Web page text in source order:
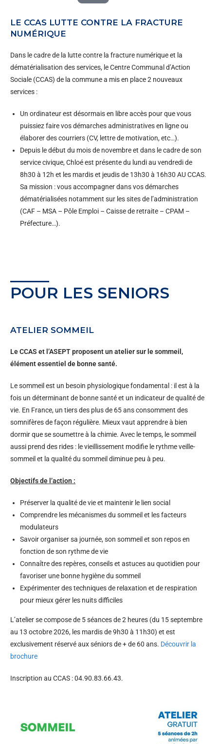
LE CCAS LUTTE CONTRE LA FRACTURE
NUMÉRIQUE
Dans le cadre de la lutte contre la fracture numérique et la
dématérialisation des services, le Centre Communal d’Action
Sociale (CCAS) de la commune a mis en place 2 nouveaux
services :
Un ordinateur est désormais en libre accès pour que vous
puissiez faire vos démarches administratives en ligne ou
élaborer des courriers (CV, lettre de motivation, etc…).
Depuis le début du mois de novembre et dans le cadre de son
service civique, Chloé est présente du lundi au vendredi de
8h30 à 12h et les mardis et jeudis de 13h30 à 16h30 AU CCAS.
Sa mission : vous accompagner dans vos démarches
dématérialisées notamment sur les sites de l’administration
(CAF – MSA – Pôle Emploi – Caisse de retraite – CPAM –
Préfecture…).
POUR LES SENIORS
ATELIER SOMMEIL
Le CCAS et l’ASEPT proposent un atelier sur le sommeil,
élément essentiel de bonne santé.
Le sommeil est un besoin physiologique fondamental : il est à la
fois un déterminant de bonne santé et un indicateur de qualité de
vie. En France, un tiers des plus de 65 ans consomment des
somnifères de façon régulière. Mieux vaut apprendre à bien
dormir que se soumettre à la chimie. Avec le temps, le sommeil
aussi prend des rides : le vieillissement modifie le rythme veille-
sommeil et la qualité du sommeil diminue peu à peu.
Objectifs de l’action :
Préserver la qualité de vie et maintenir le lien social
Comprendre les mécanismes du sommeil et les facteurs
modulateurs
Savoir organiser sa journée, son sommeil et son repos en
fonction de son rythme de vie
Connaître des repères, conseils et astuces au quotidien pour
favoriser une bonne hygiène du sommeil
Expérimenter des techniques de relaxation et de respiration
pour mieux gérer les nuits difficiles
L’atelier se compose de 5 séances de 2 heures (du 15 septembre
au 13 octobre 2026, les mardis de 9h30 à 11h30) et est
exclusivement réservé aux séniors de + de 60 ans. Découvrir la
brochure
Inscription au CCAS : 04.90.83.66.43.